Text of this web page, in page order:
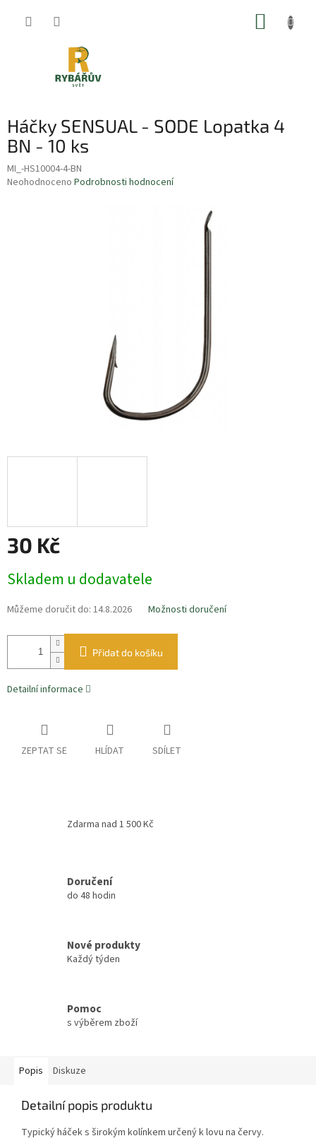
Háčky SENSUAL - SODE Lopatka 4
BN - 10 ks
MI_-HS10004-4-BN
Průměrné
Neohodnoceno Podrobnosti hodnocení
30 Kč
cena:
Skladem u dodavatele
Můžeme doručit do: 14.8.2026 Možnosti doručení
Přidat do košíku
Detailní informace
ZEPTAT SE HLÍDAT SDÍLET
Zdarma nad 1 500 Kč
Doručení
do 48 hodin
Nové produkty
Každý týden
Pomoc
s výběrem zboží
Popis Diskuze
Detailní popis produktu
Typický háček s širokým kolínkem určený k lovu na červy.